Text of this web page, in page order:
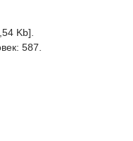
Kb].
587.